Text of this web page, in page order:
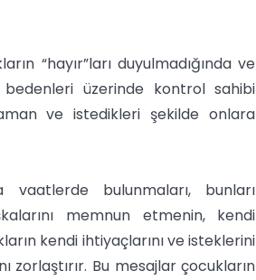
“hayır”ları duyulmadığında ve
bedenleri üzerinde kontrol sahibi
ve istedikleri şekilde onlara
bulunmaları, bunları
memnun etmenin, kendi
kendi ihtiyaçlarını ve isteklerini
zorlaştırır. Bu mesajlar çocukların